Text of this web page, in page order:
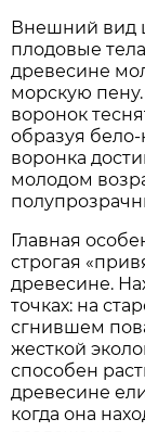
Внешний вид
плодовые
древесине
морскую
воронок
образуя
воронка
молодом
Главная
строгая
древесине.
точках: на
сгнившем
жесткой
способен
древесине
когда она